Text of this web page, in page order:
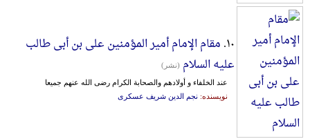
۱۰. مقام الإمام أمیر المؤمنین علی بن أبی طالب
علیه السلام (نشر)
عند الخلفاء و أولادهم والصحابة الکرام رضی الله عنهم جمیعا
نویسنده: نجم الدین شریف عسکری